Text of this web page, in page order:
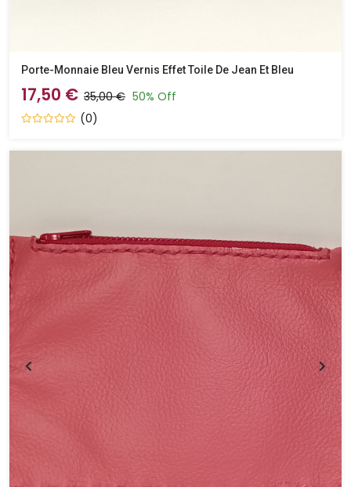
Porte-Monnaie Bleu Vernis Effet Toile De Jean Et Bleu
17,50 € 35,00 € 50% Off
(0)